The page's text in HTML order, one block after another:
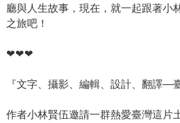
廳與人生故事，現在，就一起跟著小
之旅吧！
❤❤❤
『文字、攝影、編輯、設計、翻譯—
作者小林賢伍邀請一群熱愛臺灣這片